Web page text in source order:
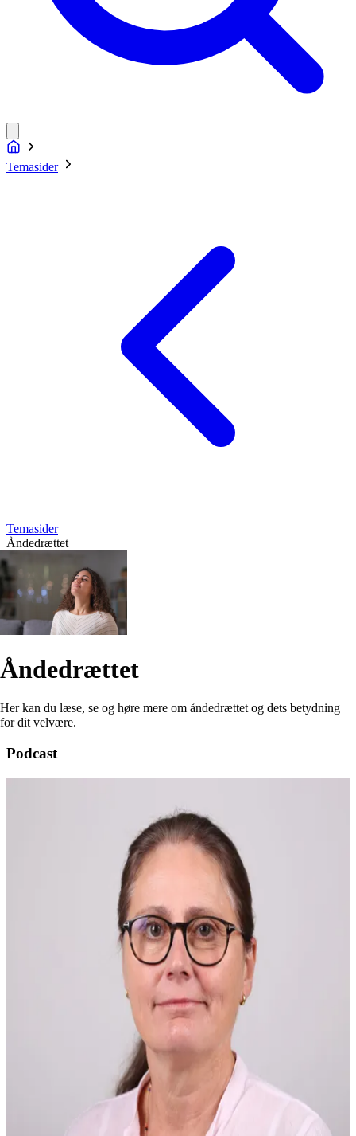
Temasider
Temasider
Åndedrættet
Åndedrættet
Her kan du læse, se og høre mere om åndedrættet og dets betydning
for dit velvære.
Podcast